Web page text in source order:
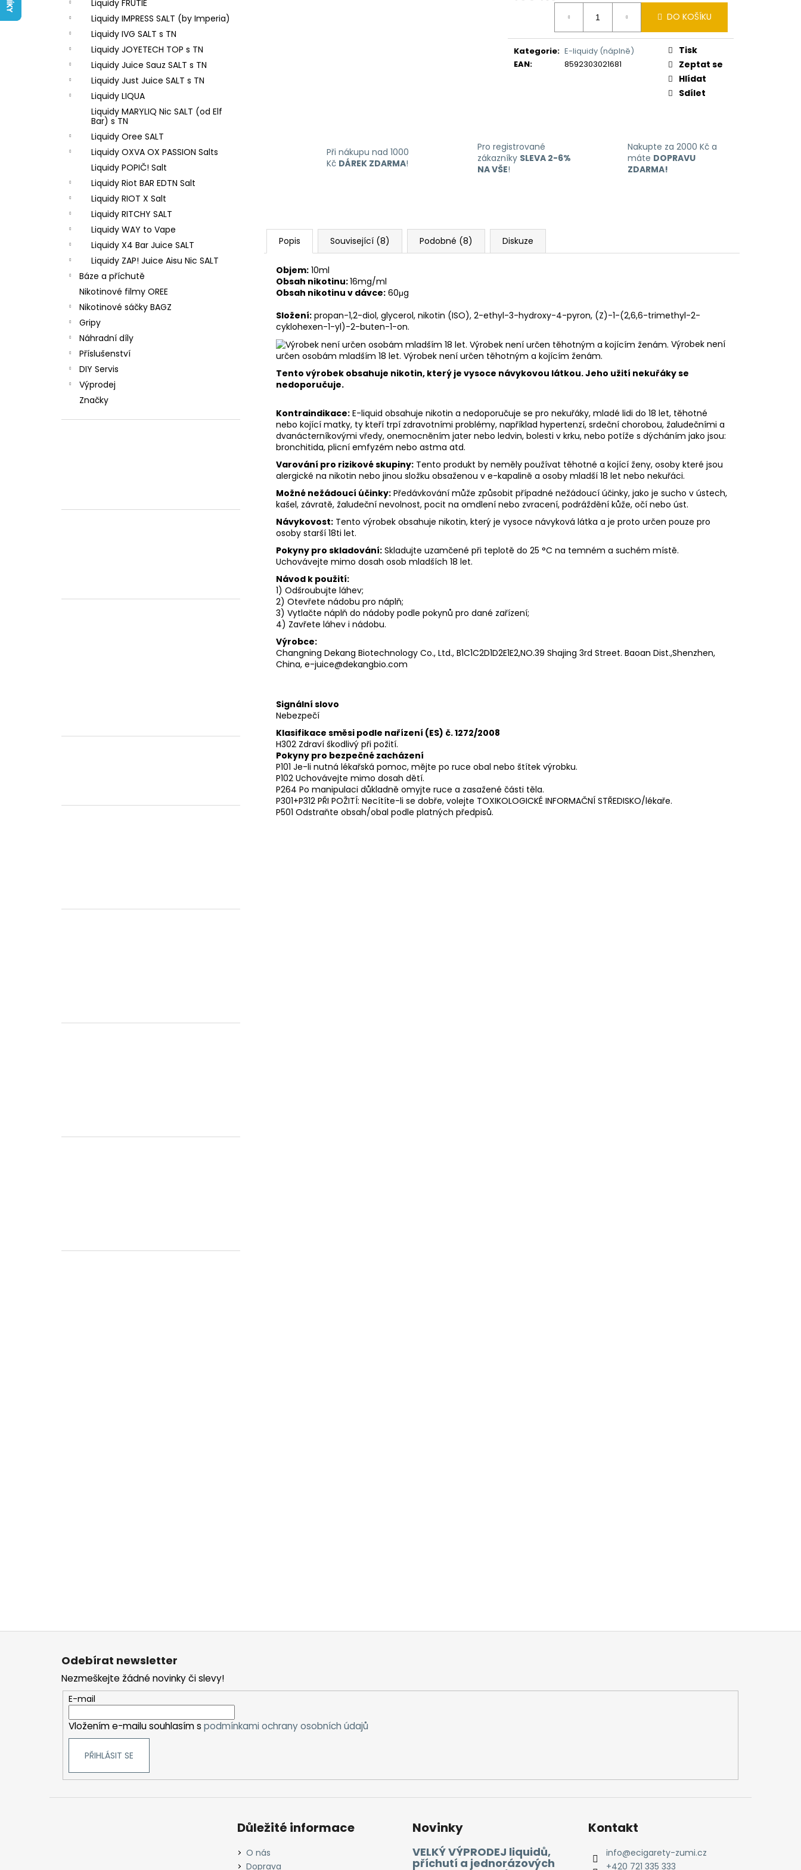
Liquidy FRUTIE
Liquidy IMPRESS SALT (by Imperia)
Liquidy IVG SALT s TN
Liquidy JOYETECH TOP s TN
Liquidy Juice Sauz SALT s TN
Liquidy Just Juice SALT s TN
Liquidy LIQUA
Liquidy MARYLIQ Nic SALT (od Elf
Bar) s TN
Liquidy Oree SALT
Liquidy OXVA OX PASSION Salts
Liquidy POPIČ! Salt
Liquidy Riot BAR EDTN Salt
Liquidy RIOT X Salt
Liquidy RITCHY SALT
Liquidy WAY to Vape
Liquidy X4 Bar Juice SALT
Liquidy ZAP! Juice Aisu Nic SALT
Báze a příchutě
Nikotinové filmy OREE
Nikotinové sáčky BAGZ
Gripy
Náhradní díly
Příslušenství
DIY Servis
Výprodej
Značky
DO KOŠÍKU
Kategorie: E-liquidy (náplně)
EAN: 8592303021681
Tisk
Zeptat se
Hlídat
Sdílet
Při nákupu nad 1000
Kč DÁREK ZDARMA!
Pro registrované
zákazníky SLEVA 2-6%
NA VŠE!
Nakupte za 2000 Kč a
máte DOPRAVU
ZDARMA!
Popis Související (8) Podobné (8) Diskuze
Objem: 10ml
Obsah nikotinu:16mg/ml
Obsah nikotinu v dávce: 60μg
Složení: propan-1,2-diol, glycerol, nikotin (ISO), 2-ethyl-3-hydroxy-4-pyron, (Z)-1-(2,6,6-trimethyl-2-
cyklohexen-1-yl)-2-buten-1-on.
Výrobek není
určen osobám mladším 18 let. Výrobek není určen těhotným a kojícím ženám.
Tento výrobek obsahuje nikotin, který je vysoce návykovou látkou. Jeho užití nekuřáky se
nedoporučuje.
Kontraindikace: E-liquid obsahuje nikotin a nedoporučuje se pro nekuřáky, mladé lidi do 18 let, těhotné
nebo kojící matky, ty kteří trpí zdravotními problémy, například hypertenzí, srdeční chorobou, žaludečními a
dvanácterníkovými vředy, onemocněním jater nebo ledvin, bolesti v krku, nebo potíže s dýcháním jako jsou:
bronchitida, plicní emfyzém nebo astma atd.
Varování pro rizikové skupiny: Tento produkt by neměly používat těhotné a kojící ženy, osoby které jsou
alergické na nikotin nebo jinou složku obsaženou v e-kapalině a osoby mladší 18 let nebo nekuřáci.
Možné nežádoucí účinky: Předávkování může způsobit případné nežádoucí účinky, jako je sucho v ústech,
kašel, závratě, žaludeční nevolnost, pocit na omdlení nebo zvracení, podráždění kůže, očí nebo úst.
Návykovost: Tento výrobek obsahuje nikotin, který je vysoce návyková látka a je proto určen pouze pro
osoby starší 18ti let.
Pokyny pro skladování: Skladujte uzamčené při teplotě do 25 °C na temném a suchém místě.
Uchovávejte mimo dosah osob mladších 18 let.
Návod k použití:
1) Odšroubujte láhev;
2) Otevřete nádobu pro náplň;
3) Vytlačte náplň do nádoby podle pokynů pro dané zařízení;
4) Zavřete láhev i nádobu.
Výrobce:
Changning Dekang Biotechnology Co., Ltd., B1C1C2D1D2E1E2,NO.39 Shajing 3rd Street. Baoan Dist.,Shenzhen,
China, e-juice@dekangbio.com
Signální slovo
Nebezpečí
Klasifikace směsi podle nařízení (ES) č. 1272/2008
H302 Zdraví škodlivý při požití.
Pokyny pro bezpečné zacházení
P101 Je-li nutná lékařská pomoc, mějte po ruce obal nebo štítek výrobku.
P102 Uchovávejte mimo dosah dětí.
P264 Po manipulaci důkladně omyjte ruce a zasažené části těla.
P301+P312 PŘI POŽITÍ: Necítíte-li se dobře, volejte TOXIKOLOGICKÉ INFORMAČNÍ STŘEDISKO/lékaře.
P501 Odstraňte obsah/obal podle platných předpisů.
LIQUID ARAMAX 4PACK CIGAR
TOBACCO 4X10ML-18MG
558 Kč
LIQUID LIQUA AMERICAN BLEND 10ML-
6MG (AMERICKÝ MÍCHANÝ TABÁK)
Z
Odebírat newsletter
Nezmeškejte žádné novinky či slevy!
E-mail
Vložením e-mailu souhlasím s podmínkami ochrany osobních údajů
PŘIHLÁSIT SE
Důležité informace
O nás
Doprava
Novinky
VELKÝ VÝPRODEJ liquidů,
příchutí a jednorázových
Kontakt
info@ecigarety-zumi.cz
+420 721 335 333